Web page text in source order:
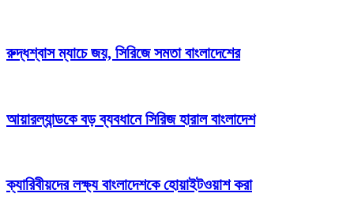
রুদ্ধশ্বাস ম্যাচে জয়, সিরিজে সমতা বাংলাদেশের
আয়ারল্যান্ডকে বড় ব্যবধানে সিরিজ হারাল বাংলাদেশ
ক্যারিবীয়দের লক্ষ্য বাংলাদেশকে হোয়াইটওয়াশ করা